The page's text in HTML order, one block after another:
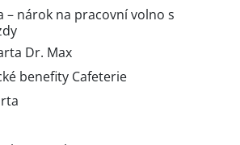
– nárok na pracovní volno s
Dr. Max
benefity Cafeterie